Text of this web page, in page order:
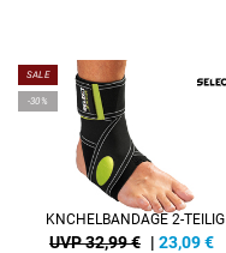
SALE
-30%
KNCHELBANDAGE 2-TEILIG
UVP 32,99 € | 23,09€